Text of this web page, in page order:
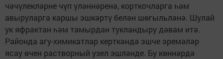
чәчүлекләрне чүп үләннәренә, корткочларга һәм
авыруларга каршы эшкәртү белән шөгыльләнә. Шулай
ук яфрактан һәм тамырдан тукландыру дәвам итә.
Районда агу-химикатлар керткәндә эшче эремәләр
ясау өчен растворный узел эшләнде. Бу көннәрдә